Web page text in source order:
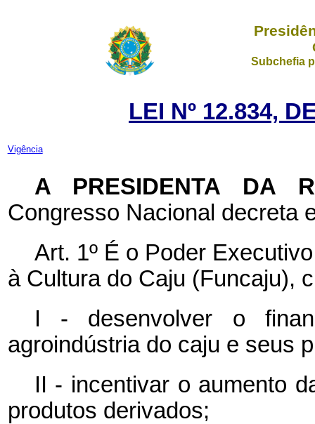
Subchefia
LEI Nº 12.834,
Vigência
A PRESIDENTA DA
Congresso Nacional decreta
Art. 1º É o Poder
à Cultura do Caju (Funcaju),
I - desenvolver o
agroindústria do caju e seus
II - incentivar o aumento
produtos derivados;